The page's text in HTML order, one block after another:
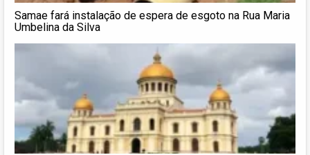
Samae fará instalação de espera de esgoto na Rua Maria
Umbelina da Silva